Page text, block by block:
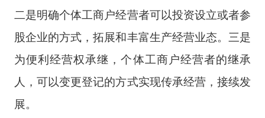
二是明确个体工商户经营者可以投资设立或者参
股企业的方式，拓展和丰富生产经营业态。三是
为便利经营权承继，个体工商户经营者的继承
人，可以变更登记的方式实现传承经营，接续发
展。